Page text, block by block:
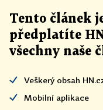
Tento článek
předplatíte
všechny naše
Veškerý obsah
Mobilní aplikace